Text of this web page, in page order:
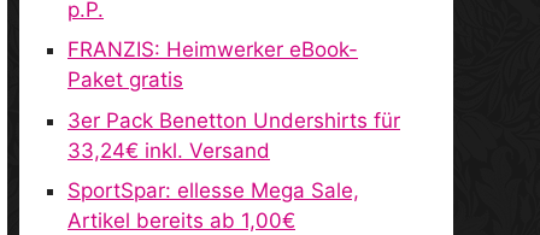
p.P.
FRANZIS: Heimwerker eBook-
Paket gratis
3er Pack Benetton Undershirts für
33,24€ inkl. Versand
SportSpar: ellesse Mega Sale,
Artikel bereits ab 1,00€